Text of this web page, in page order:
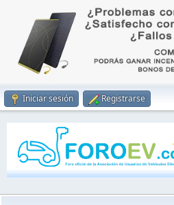
Iniciar sesión Registrarse